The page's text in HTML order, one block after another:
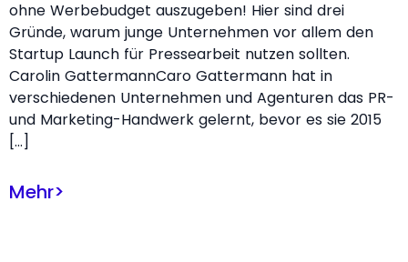
ohne Werbebudget auszugeben! Hier sind drei
Gründe, warum junge Unternehmen vor allem den
Startup Launch für Pressearbeit nutzen sollten.
Carolin GattermannCaro Gattermann hat in
verschiedenen Unternehmen und Agenturen das PR-
und Marketing-Handwerk gelernt, bevor es sie 2015
[…]
Mehr>